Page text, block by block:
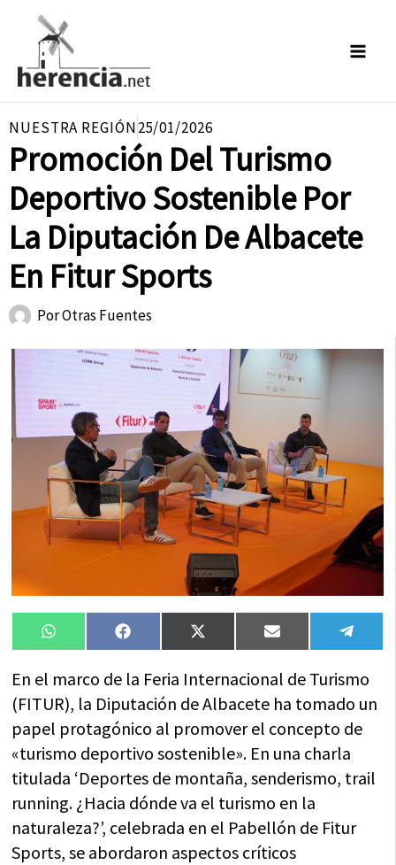
contenido
NUESTRA REGIÓN25/01/2026
Promoción Del Turismo
Deportivo Sostenible Por
La Diputación De Albacete
En Fitur Sports
PorOtras Fuentes
Compartir
en
WhatsAppCompartir
en
FacebookCompartir
en
X
(Twitter)
Compartir
en
Email
en
En el marco de la Feria Internacional de Turismo
(FITUR), la Diputación de Albacete ha tomado un
papel protagónico al promover el concepto de
«turismo deportivo sostenible». En una charla
titulada ‘Deportes de montaña, senderismo, trail
running. ¿Hacia dónde va el turismo en la
naturaleza?’, celebrada en el Pabellón de Fitur
Sports, se abordaron aspectos críticos